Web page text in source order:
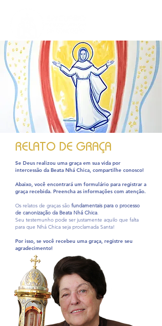
RELATO DE GRAÇA
Se Deus realizou uma graça em sua vida por
intercessão da Beata Nhá Chica, compartilhe conosco!
Abaixo, você encontrará um formulário para registrar a
graça recebida. Preencha as informações com atenção.
Os relatos de graças são fundamentais para o processo
de canonização da Beata Nhá Chica.
Seu testemunho pode ser justamente aquilo que falta
para que Nhá Chica seja proclamada Santa!
Por isso, se você recebeu uma graça, registre seu
agradecimento!